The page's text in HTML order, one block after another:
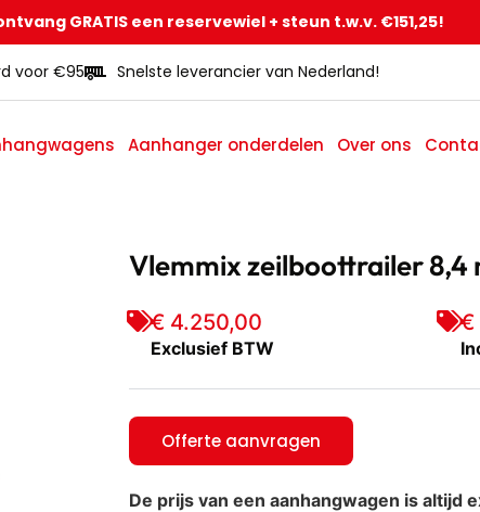
GRATIS een reservewiel + steun t.w.v. €151,25!
voor €95 Snelste leverancier van Nederland!
Aanhanger onderdelen Over ons
Vlemmix zeilboottrailer 8,4
€ 4.250,00
Exclusief BTW
€
Offerte aanvragen
De prijs van een aanhangwagen is altijd